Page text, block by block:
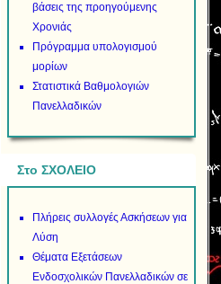
βάσεις της προηγούμενης
Χρονιάς
Πρόγραμμα υπολογισμού
μορίων
Στατιστικά Βαθμολογιών
Πανελλαδικών
Στο ΣΧΟΛΕΙΟ
Πλήρεις συλλογές Ασκήσεων για
Λύση
Θέματα Εξετάσεων
Ενδοσχολικών Πανελλαδικών σε